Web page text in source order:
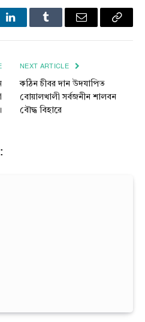
LinkedInTumblr Email
Copy
NEXT ARTICLE
কঠিন চীবর দান উদযাপিত
বোয়ালখালী সর্বজনীন শালবন
বৌদ্ধ বিহারে